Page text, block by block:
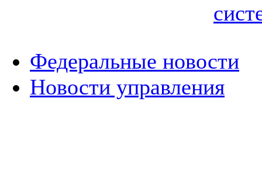
Федеральные новости
Новости управления